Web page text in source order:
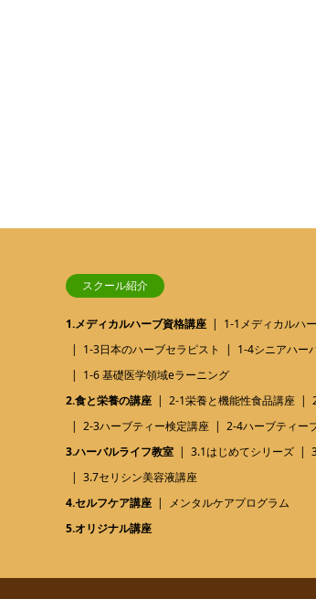
スクール紹介
1.メディカルハーブ資格講座 1-1メディカルハ
1-3日本のハーブセラピスト
1-4シニアハー
1-6 基礎医学領域eラーニング
2.食と栄養の講座
2-1栄養と機能性食品講座
2-3ハーブティー検定講座
2-4ハーブティー
3.ハーバルライフ教室
3.1はじめてシリーズ
3.7セリシン美容液講座
4.セルフケア講座
メンタルケアプログラム
5.オリジナル講座